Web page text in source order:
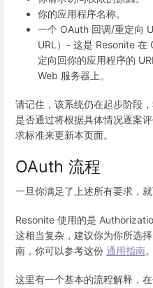
你的应用程序名称。
一个 OAuth 回调/重定向
URL）- 这是 Resonite 在
定向回你的应用程序的
Web 服务器上。
请记住，该系统仍在起步阶段
是否通过将根据具体情况逐案
求标准来更新本页面。
OAuth 流程
一旦你满足了上述所有要求，就
Resonite 使用的是
这相当复杂，建议你为你所选
南，你可以参考这份 通用指南。
这里有一个基本的流程解释，